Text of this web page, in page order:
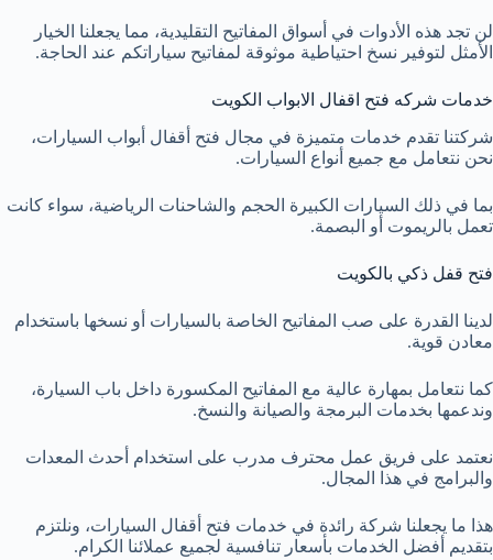
لن تجد هذه الأدوات في أسواق المفاتيح التقليدية، مما يجعلنا الخيار
الأمثل لتوفير نسخ احتياطية موثوقة لمفاتيح سياراتكم عند الحاجة.
خدمات شركه فتح اقفال الابواب الكويت
شركتنا تقدم خدمات متميزة في مجال فتح أقفال أبواب السيارات،
نحن نتعامل مع جميع أنواع السيارات.
بما في ذلك السيارات الكبيرة الحجم والشاحنات الرياضية، سواء كانت
تعمل بالريموت أو البصمة.
فتح قفل ذكي بالكويت
لدينا القدرة على صب المفاتيح الخاصة بالسيارات أو نسخها باستخدام
معادن قوية.
كما نتعامل بمهارة عالية مع المفاتيح المكسورة داخل باب السيارة،
وندعمها بخدمات البرمجة والصيانة والنسخ.
نعتمد على فريق عمل محترف مدرب على استخدام أحدث المعدات
والبرامج في هذا المجال.
هذا ما يجعلنا شركة رائدة في خدمات فتح أقفال السيارات، ونلتزم
بتقديم أفضل الخدمات بأسعار تنافسية لجميع عملائنا الكرام.